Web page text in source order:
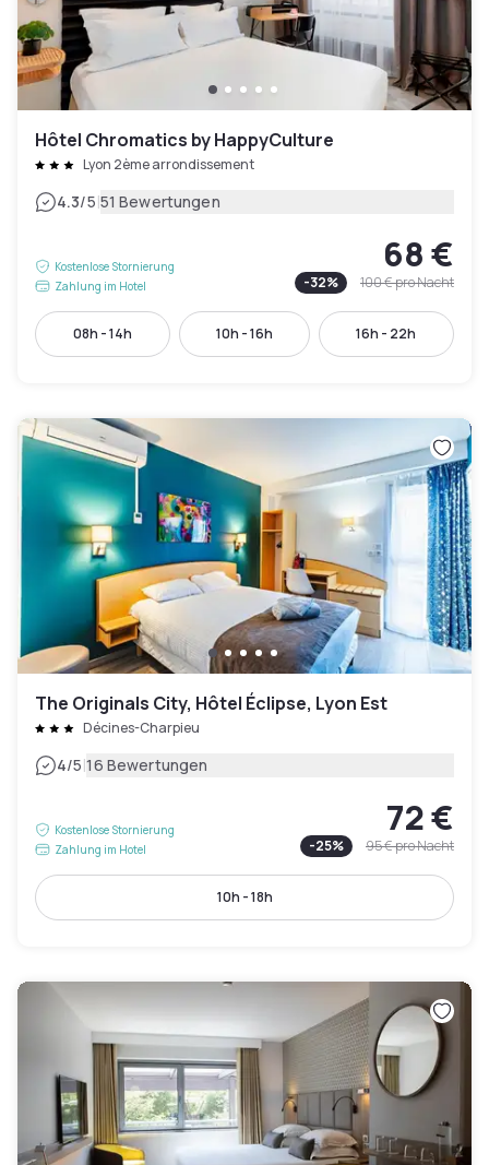
Hôtel Chromatics by HappyCulture
Lyon 2ème arrondissement
4.3/5|51 Bewertungen
Kostenlose Stornierung
Zahlung im Hotel
68 €
-32% 100 €pro Nacht
08h - 14h 10h - 16h 16h - 22h
The Originals City, Hôtel Éclipse, Lyon Est
Décines-Charpieu
4/5|16 Bewertungen
Kostenlose Stornierung
Zahlung im Hotel
72 €
-25% 95 €pro Nacht
10h - 18h